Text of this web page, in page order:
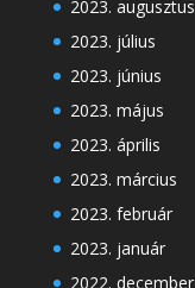
2023. augusztus
2023. július
2023. június
2023. május
2023. április
2023. március
2023. február
2023. január
2022. december